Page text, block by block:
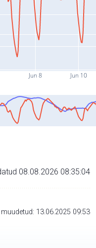
Jun 8 Jun 10
08.08.2026 08:35:04
13.06.2025 09:53